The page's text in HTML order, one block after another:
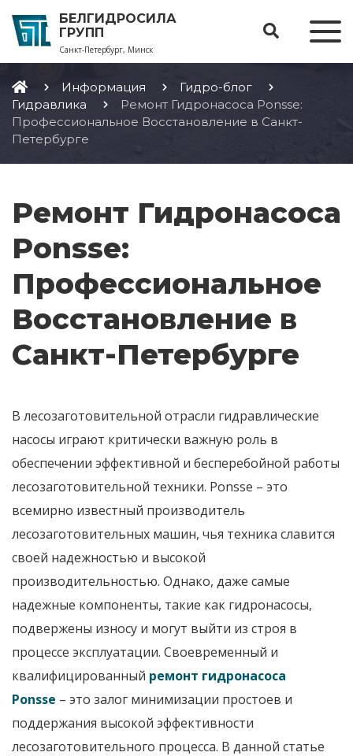
БЕЛГИДРОСИЛА
ГРУПП
Санкт-Петербург, Минск
Информация
Гидро-блог
Гидравлика
Ремонт Гидронасоса Ponsse:
Профессиональное Восстановление в Санкт-
Петербурге
Ремонт Гидронасоса
Ponsse:
Профессиональное
Восстановление в
Санкт-Петербурге
В лесозаготовительной отрасли гидравлические
насосы играют критически важную роль в
обеспечении эффективной и бесперебойной работы
лесозаготовительной техники. Ponsse – это
всемирно известный производитель
лесозаготовительных машин, чья техника славится
своей надежностью и высокой
производительностью. Однако, даже самые
надежные компоненты, такие как гидронасосы,
подвержены износу и могут выйти из строя в
процессе эксплуатации. Своевременный и
квалифицированный ремонт гидронасоса
Ponsse – это залог минимизации простоев и
поддержания высокой эффективности
лесозаготовительного процесса. В данной статье